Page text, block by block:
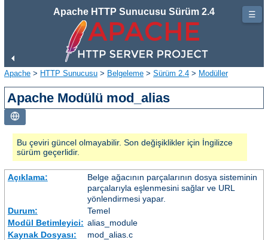
Apache HTTP Sunucusu Sürüm 2.4
Apache > HTTP Sunucusu > Belgeleme > Sürüm 2.4 > Modüller
Apache Modülü mod_alias
Bu çeviri güncel olmayabilir. Son değişiklikler için İngilizce
sürüm geçerlidir.
Açıklama:
Belge ağacının parçalarının dosya sisteminin
parçalarıyla eşlenmesini sağlar ve URL
yönlendirmesi yapar.
Durum:
Temel
Modül Betimleyici: alias_module
Kaynak Dosyası:
mod_alias.c
☰